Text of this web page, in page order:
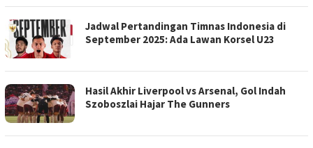
Jadwal Pertandingan Timnas Indonesia di
September 2025: Ada Lawan Korsel U23
Hasil Akhir Liverpool vs Arsenal, Gol Indah
Szoboszlai Hajar The Gunners